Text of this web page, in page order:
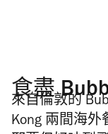
食盡
來自倫敦的
Kong 兩間海外